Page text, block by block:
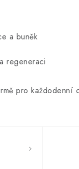
a buněk
regeneraci
pro každodenní